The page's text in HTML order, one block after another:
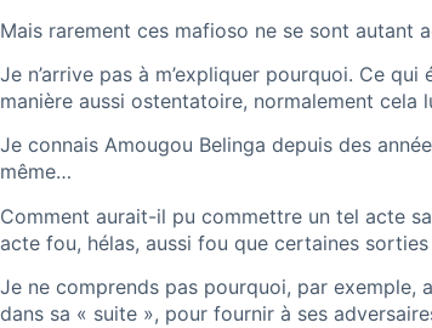
Mais rarement ces mafioso ne se sont autant
Je n’arrive pas à m’expliquer pourquoi. Ce
manière aussi ostentatoire, normalement cela
Je connais Amougou Belinga depuis des
même…
Comment aurait-il pu commettre un tel acte
acte fou, hélas, aussi fou que certaines
Je ne comprends pas pourquoi, par exemple,
dans sa « suite », pour fournir à ses